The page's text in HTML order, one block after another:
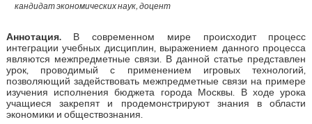
кандидат экономических наук, доцент
Аннотация. В современном мире происходит процесс
интеграции учебных дисциплин, выражением данного процесса
являются межпредметные связи. В данной статье представлен
урок, проводимый с применением игровых технологий,
позволяющий задействовать межпредметные связи на примере
изучения исполнения бюджета города Москвы. В ходе урока
учащиеся закрепят и продемонстрируют знания в области
экономики и обществознания.